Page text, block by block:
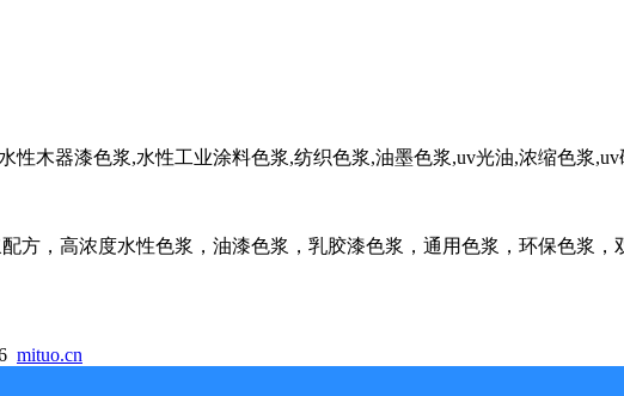
性木器漆色浆,水性工业涂料色浆,纺织色浆,油墨色浆,uv光油,浓缩色浆
方，高浓度水性色浆，油漆色浆，乳胶漆色浆，通用色浆，环保色浆
mituo.cn